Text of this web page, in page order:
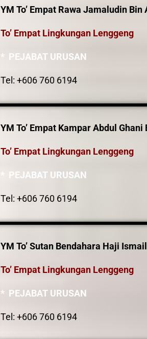
YM To’ Empat Rawa Jamaludin Bin
To’ Empat Lingkungan Lenggeng
* PEJABAT URUSAN
Tel: +606 760 6194
YM To’ Empat Kampar Abdul
To’ Empat Lingkungan Lenggeng
* PEJABAT URUSAN
Tel: +606 760 6194
YM To’ Sutan Bendahara Haji
To’ Empat Lingkungan Lenggeng
* PEJABAT URUSAN
Tel: +606 760 6194